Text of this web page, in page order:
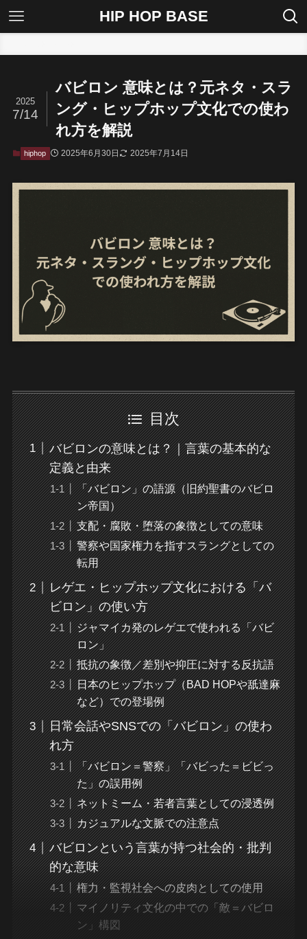
HIP HOP BASE
バビロン 意味とは？元ネタ・スラ
ング・ヒップホップ文化での使わ
れ方を解説
2025
7/14
hiphop 2025年6月30日 2025年7月14日
目次
バビロンの意味とは？｜言葉の基本的な
定義と由来
「バビロン」の語源（旧約聖書のバビロ
ン帝国）
支配・腐敗・堕落の象徴としての意味
警察や国家権力を指すスラングとしての
転用
レゲエ・ヒップホップ文化における「バ
ビロン」の使い方
ジャマイカ発のレゲエで使われる「バビ
ロン」
抵抗の象徴／差別や抑圧に対する反抗語
日本のヒップホップ（BAD HOPや舐達麻
など）での登場例
日常会話やSNSでの「バビロン」の使わ
れ方
「バビロン＝警察」「バビった＝ビビっ
た」の誤用例
ネットミーム・若者言葉としての浸透例
カジュアルな文脈での注意点
バビロンという言葉が持つ社会的・批判
的な意味
権力・監視社会への皮肉としての使用
マイノリティ文化の中での「敵＝バビロ
ン」構図